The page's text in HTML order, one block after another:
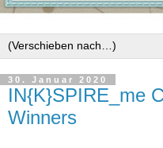
30. Januar 2020
IN{K}SPIRE_me
Winners